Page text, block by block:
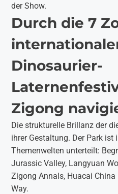
der Show.
Durch die 7
Dinosaurier-
Zigong
Die strukturelle Brillanz der
ihrer Gestaltung. Der Park ist
Themenwelten unterteilt:
Jurassic Valley, Langyuan
Zigong Annals, Huacai
Way.